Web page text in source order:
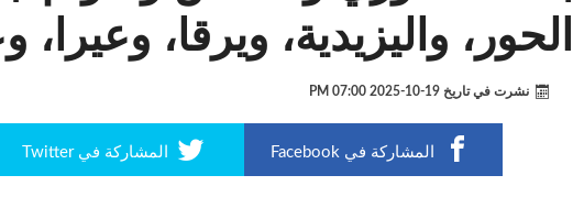
الحور، واليزيدية، ويرقا،
نشرت في تاريخ 19-10-2025 07:00 PM
المشاركة في Facebook المشاركة في Twitter